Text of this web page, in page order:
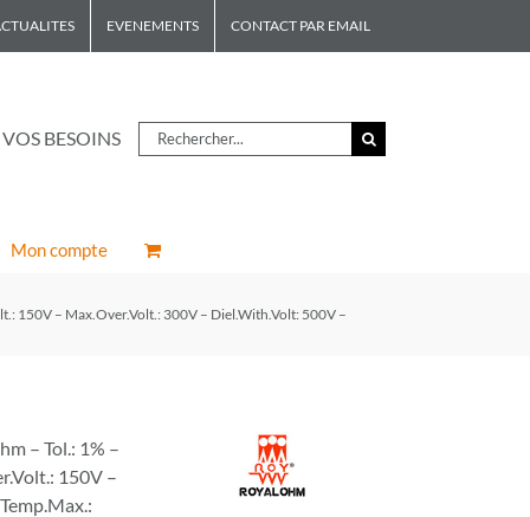
EVENEMENTS CONTACT PAR EMAIL
BESOINS Rechercher
Mon compte
150V – Max.Over.Volt.: 300V – Diel.With.Volt: 500V –
– Tol.: 1% –
150V –